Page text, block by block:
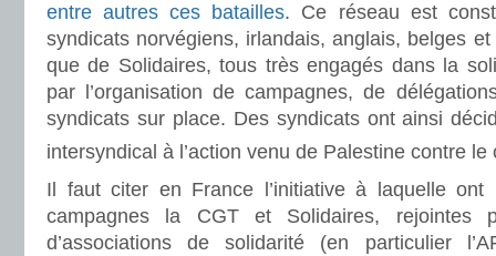
entre autres ces batailles. Ce réseau est
syndicats norvégiens, irlandais, anglais, belges et
que de Solidaires, tous très engagés dans la
par l’organisation de campagnes, de
syndicats sur place. Des syndicats ont ainsi
intersyndical à l’action venu de Palestine contre
Il faut citer en France l’initiative à laquelle ont
campagnes la CGT et Solidaires, rejointes
d’associations de solidarité (en particulier